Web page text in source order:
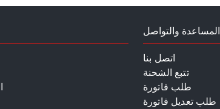
المساعدة والتواصل
اتصل بنا
تتبع الشحنة
طلب فاتورة
طلب تعديل فاتورة